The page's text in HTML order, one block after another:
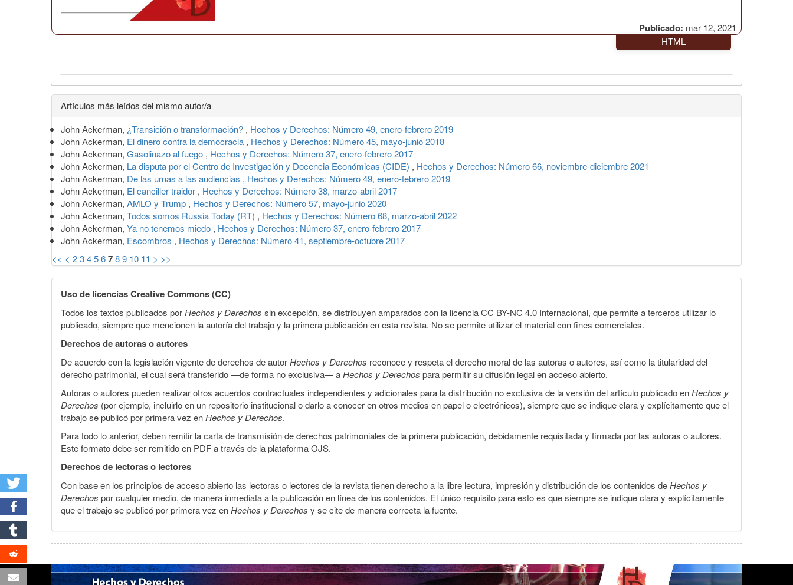
Publicado: mar 12, 2021
HTML
Detalles
del
artículo
Artículos más leídos del mismo autor/a
John Ackerman, ¿Transición o transformación? , Hechos y Derechos: Número 49, enero-febrero 2019
John Ackerman, El dinero contra la democracia , Hechos y Derechos: Número 45, mayo-junio 2018
John Ackerman, Gasolinazo al fuego , Hechos y Derechos: Número 37, enero-febrero 2017
John Ackerman, La disputa por el Centro de Investigación y Docencia Económicas (CIDE) , Hechos y Derechos: Número 66, noviembre-diciembre 2021
John Ackerman, De las urnas a las audiencias , Hechos y Derechos: Número 49, enero-febrero 2019
John Ackerman, El canciller traidor , Hechos y Derechos: Número 38, marzo-abril 2017
John Ackerman, AMLO y Trump , Hechos y Derechos: Número 57, mayo-junio 2020
John Ackerman, Todos somos Russia Today (RT) , Hechos y Derechos: Número 68, marzo-abril 2022
John Ackerman, Ya no tenemos miedo , Hechos y Derechos: Número 37, enero-febrero 2017
John Ackerman, Escombros , Hechos y Derechos: Número 41, septiembre-octubre 2017
<< < 23456789 10 11 > >>
Uso de licencias Creative Commons (CC)
Todos los textos publicados porHechos y Derechos sin excepción, se distribuyen amparados con la licencia CC BY-NC 4.0 Internacional, que permite a terceros utilizar lo
publicado, siempre que mencionen la autoría del trabajo y la primera publicación en esta revista. No se permite utilizar el material con fines comerciales.
Derechos de autoras o autores
De acuerdo con la legislación vigente de derechos de autorHechos y Derechos reconoce y respeta el derecho moral de las autoras o autores, así como la titularidad del
derecho patrimonial, el cual será transferido —de forma no exclusiva— aHechos y Derechos para permitir su difusión legal en acceso abierto.
Autoras o autores pueden realizar otros acuerdos contractuales independientes y adicionales para la distribución no exclusiva de la versión del artículo publicado enHechos y
Derechos (por ejemplo, incluirlo en un repositorio institucional o darlo a conocer en otros medios en papel o electrónicos), siempre que se indique clara y explícitamente que el
trabajo se publicó por primera vez enHechos y Derechos.
Para todo lo anterior, deben remitir la carta de transmisión de derechos patrimoniales de la primera publicación, debidamente requisitada y firmada por las autoras o autores.
Este formato debe ser remitido en PDF a través de la plataforma OJS.
Derechos de lectoras o lectores
Con base en los principios de acceso abierto las lectoras o lectores de la revista tienen derecho a la libre lectura, impresión y distribución de los contenidos deHechos y
Derechos por cualquier medio, de manera inmediata a la publicación en línea de los contenidos. El único requisito para esto es que siempre se indique clara y explícitamente
que el trabajo se publicó por primera vez enHechos y Derechos y se cite de manera correcta la fuente.